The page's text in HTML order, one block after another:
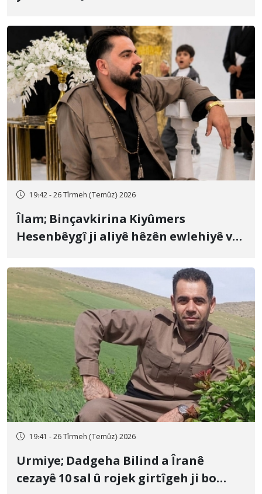
19:42 - 26 Tîrmeh (Temûz) 2026
Îlam; Binçavkirina Kiyûmers
Hesenbêygî ji aliyê hêzên ewlehiyê ve
19:41 - 26 Tîrmeh (Temûz) 2026
Urmiye; Dadgeha Bilind a Îranê
cezayê 10 sal û rojek girtîgeh ji bo